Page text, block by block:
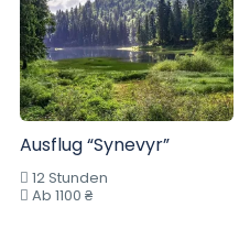
Ausflug “Synevyr”
12 Stunden
Ab 1100 ₴